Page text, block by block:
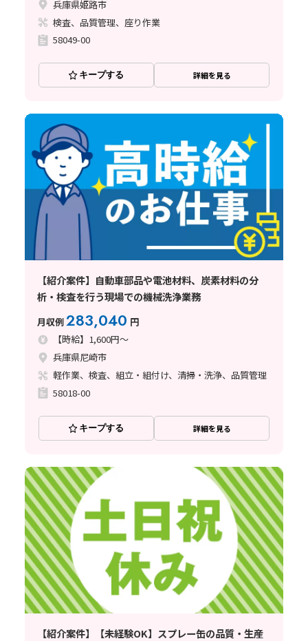
兵庫県姫路市
検査、品質管理、座り作業
58049-00
キープする 詳細を見る
【紹介案件】自動車部品や電池材料、炭素材料の分
析・検査を行う現場での機械洗浄業務
月収例283,040 円
【時給】1,600円～
兵庫県尼崎市
軽作業、検査、組立・組付け、清掃・洗浄、品質管理
58018-00
キープする 詳細を見る
【紹介案件】【未経験OK】スプレー缶の品質・生産